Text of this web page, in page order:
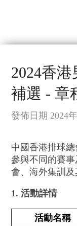
2024香
補選 - 章
發佈日期 2024
中國香港排球
參與不同的賽
會、海外集訓及
1. 活動詳情
活動名稱